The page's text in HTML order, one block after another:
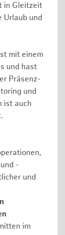
in Gleitzeit
Urlaub und
mit einem
und hast
Präsenz-
und
ist auch
-
und
im